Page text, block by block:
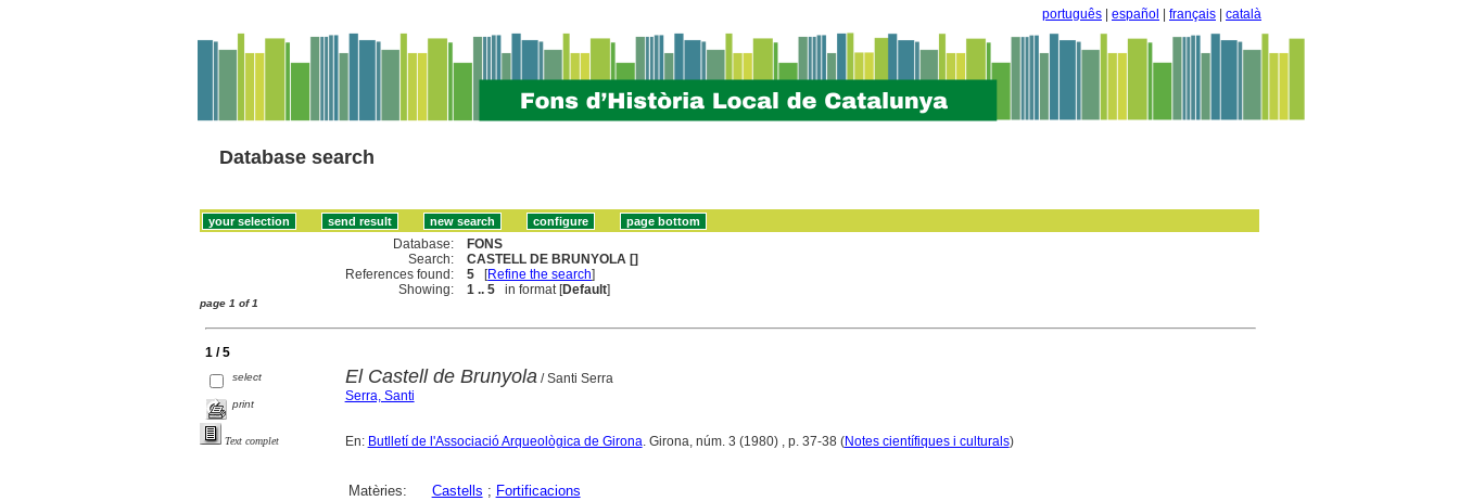
português español français català
Database search
Database:
FONS
Search:
CASTELL DE BRUNYOLA []
References found:
5 [Refine the search]
Showing:
1 .. 5 in format [Default]
page 1 of 1
1 / 5
select
print
Text complet
El Castell de Brunyola/ Santi Serra
Serra, Santi
En: Butlletí de l'Associació Arqueològica de Girona. Girona, núm. 3 (1980) , p. 37-38 (Notes científiques i culturals)
Matèries: Castells ; Fortificacions